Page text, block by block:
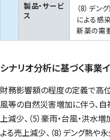
製品・サービ
ス
（8）デ
による感
新薬の需
シナリオ分析に基づく事業
財務影響額の程度の定義で高
風等の自然災害増加に伴う、
上減少、（5）豪雨・台風・洪水
よる売上減少、（8）デング熱